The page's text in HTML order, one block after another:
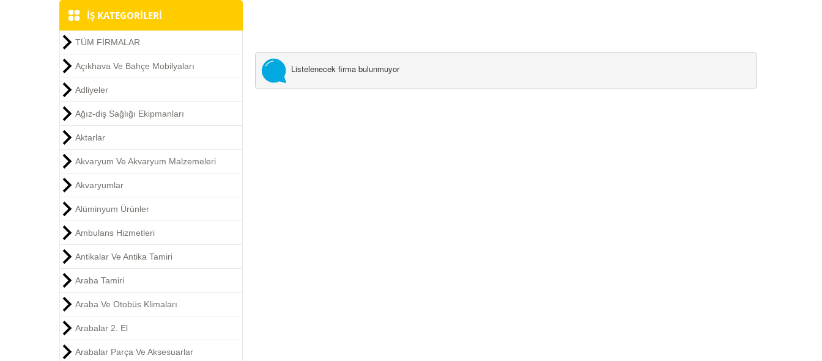
İŞ KATEGORİLERİ
TÜM FİRMALAR
Açıkhava Ve Bahçe Mobilyaları
Adliyeler
Ağız-diş Sağlığı Ekipmanları
Aktarlar
Akvaryum Ve Akvaryum Malzemeleri
Akvaryumlar
Alüminyum Ürünler
Ambulans Hizmetleri
Antikalar Ve Antika Tamiri
Araba Tamiri
Araba Ve Otobüs Klimaları
Arabalar 2. El
Arabalar Parça Ve Aksesuarlar
Listelenecek firma bulunmuyor